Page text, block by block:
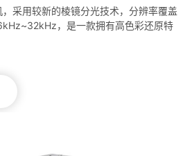
采用较新的棱镜分光技术，分辨率覆盖
，是一款拥有高色彩还原特